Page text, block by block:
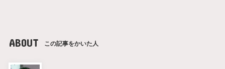
ABOUT この記事をかいた人